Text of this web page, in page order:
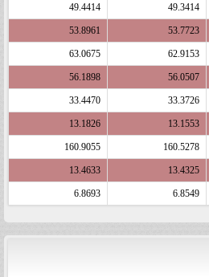
49.3414
49.4414
53.7723
53.8961
62.9153
63.0675
56.0507
56.1898
33.3726
33.4470
13.1553
13.1826
160.5278
160.9055
13.4325
13.4633
6.8549
6.8693